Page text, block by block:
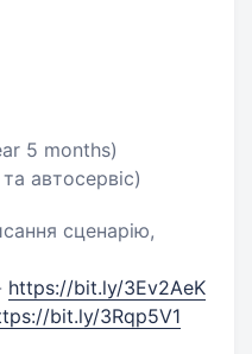
5 months)
автосервіс)
сценарію,
https://bit.ly/3Ev2AeK
bit.ly/3Rqp5V1